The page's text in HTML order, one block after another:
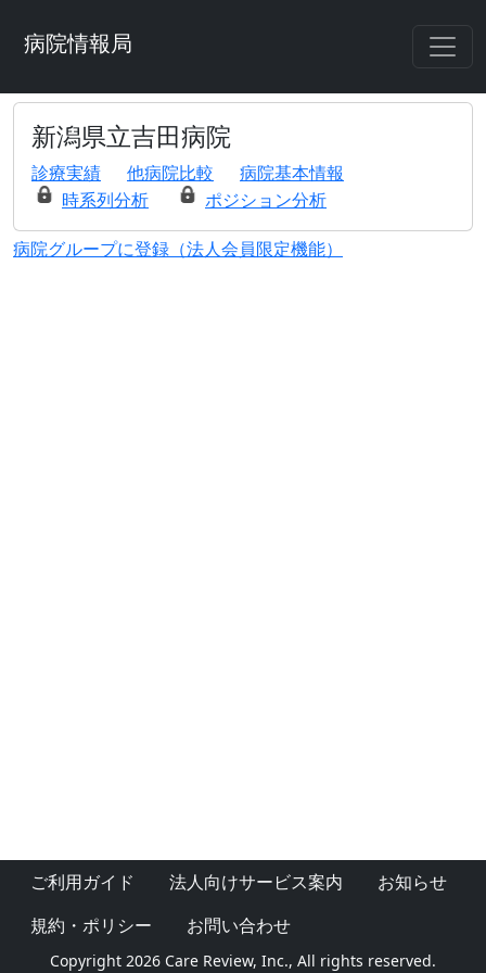
病院情報局
新潟県立吉田病院
診療実績 他病院比較
病院基本情報
時系列分析
ポジション分析
病院グループに登録（法人会員限定機能）
ご利用ガイド 法人向けサービス案内
お知らせ
規約・ポリシー
お問い合わせ
Copyright 2026 Care Review, Inc., All rights reserved.